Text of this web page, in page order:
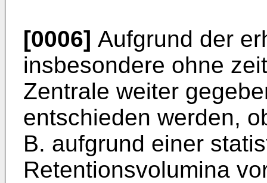
[0006] Aufgrund der
insbesondere ohne
Zentrale weiter
entschieden werden,
B. aufgrund einer
Retentionsvolumina